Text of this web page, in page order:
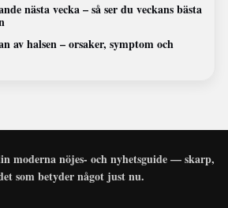
nästa vecka – så ser du veckans bästa
av halsen – orsaker, symptom och
moderna nöjes- och nyhetsguide — skarp,
som betyder något just nu.